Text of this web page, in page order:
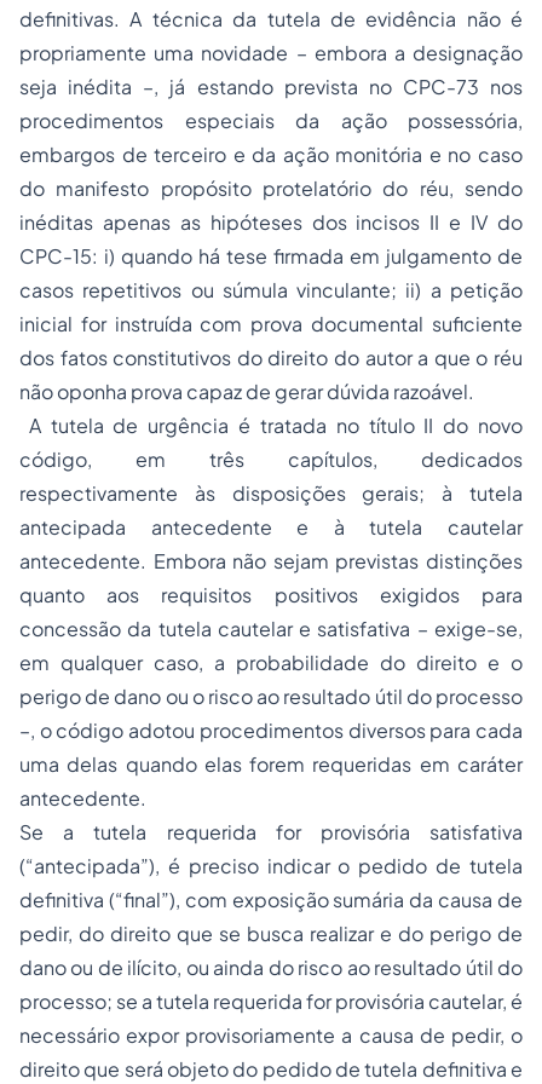
definitivas. A técnica da tutela de evidência não é
propriamente uma novidade – embora a designação
seja inédita –, já estando prevista no CPC-73 nos
procedimentos especiais da ação possessória,
embargos de terceiro e da ação monitória e no caso
do manifesto propósito protelatório do réu, sendo
inéditas apenas as hipóteses dos incisos II e IV do
CPC-15: i) quando há tese firmada em julgamento de
casos repetitivos ou súmula vinculante; ii) a petição
inicial for instruída com prova documental suficiente
dos fatos constitutivos do direito do autor a que o réu
não oponha prova capaz de gerar dúvida razoável.
A tutela de urgência é tratada no título II do novo
código, em três capítulos, dedicados
respectivamente às disposições gerais; à tutela
antecipada antecedente e à tutela cautelar
antecedente. Embora não sejam previstas distinções
quanto aos requisitos positivos exigidos para
concessão da tutela cautelar e satisfativa – exige-se,
em qualquer caso, a probabilidade do direito e o
perigo de dano ou o risco ao resultado útil do processo
–, o código adotou procedimentos diversos para cada
uma delas quando elas forem requeridas em caráter
antecedente.
Se a tutela requerida for provisória satisfativa
(“antecipada”), é preciso indicar o pedido de tutela
definitiva (“final”), com exposição sumária da causa de
pedir, do direito que se busca realizar e do perigo de
dano ou de ilícito, ou ainda do risco ao resultado útil do
processo; se a tutela requerida for provisória cautelar, é
necessário expor provisoriamente a causa de pedir, o
direito que será objeto do pedido de tutela definitiva e